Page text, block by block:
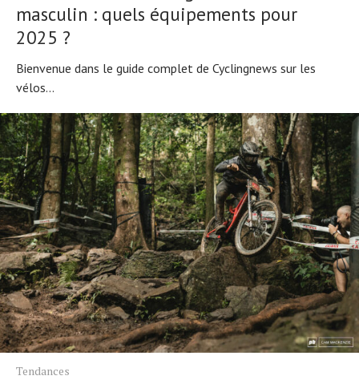
masculin : quels équipements pour
2025 ?
Bienvenue dans le guide complet de Cyclingnews sur les
vélos...
Tendances